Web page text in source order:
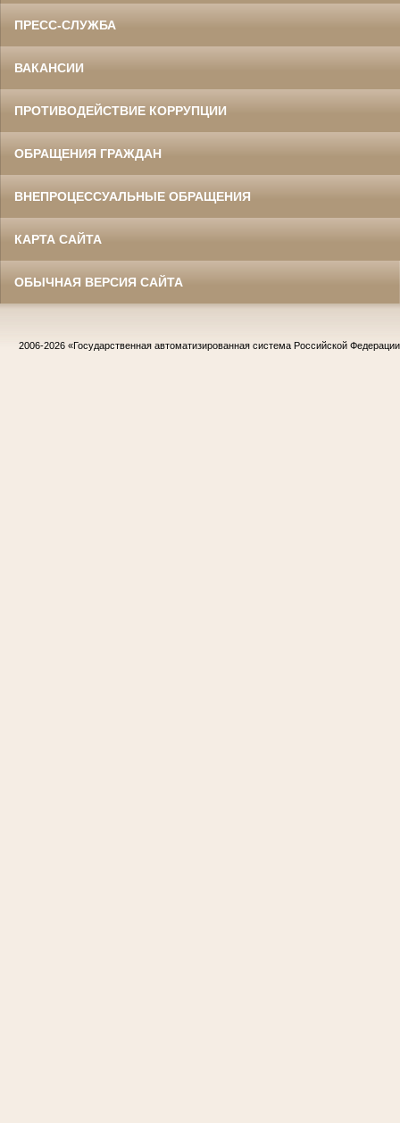
ПРЕСС-СЛУЖБА
ВАКАНСИИ
ПРОТИВОДЕЙСТВИЕ КОРРУПЦИИ
ОБРАЩЕНИЯ ГРАЖДАН
ВНЕПРОЦЕССУАЛЬНЫЕ ОБРАЩЕНИЯ
КАРТА САЙТА
ОБЫЧНАЯ ВЕРСИЯ САЙТА
2006-2026 «Государственная автоматизированная система Российской